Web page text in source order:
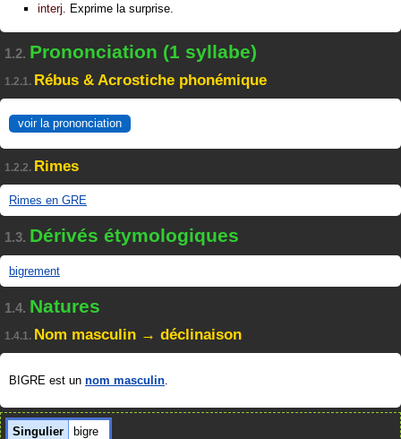
interj. Exprime la surprise.
1.2. Prononciation (1 syllabe)
1.2.1. Rébus & Acrostiche phonémique
voir la prononciation
1.2.2. Rimes
Rimes en GRE
1.3. Dérivés étymologiques
bigrement
1.4. Natures
1.4.1. Nom masculin → déclinaison
BIGRE est un nom masculin.
Singulier
bigre